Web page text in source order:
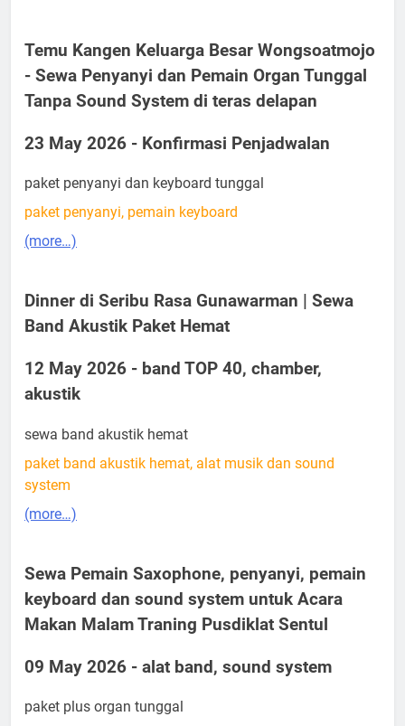
Temu Kangen Keluarga Besar Wongsoatmojo
- Sewa Penyanyi dan Pemain Organ Tunggal
Tanpa Sound System di teras delapan
23 May 2026 - Konfirmasi Penjadwalan
paket penyanyi dan keyboard tunggal
paket penyanyi, pemain keyboard
(more…)
Dinner di Seribu Rasa Gunawarman | Sewa
Band Akustik Paket Hemat
12 May 2026 - band TOP 40, chamber,
akustik
sewa band akustik hemat
paket band akustik hemat, alat musik dan sound
system
(more…)
Sewa Pemain Saxophone, penyanyi, pemain
keyboard dan sound system untuk Acara
Makan Malam Traning Pusdiklat Sentul
09 May 2026 - alat band, sound system
paket plus organ tunggal